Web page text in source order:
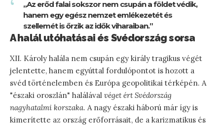
„Az erőd falai sokszor nem csupán a földet védik,
hanem egy egész nemzet emlékezetét és
szellemét is őrzik az idők viharaiban.”
A halál utóhatásai és Svédország sorsa
XII. Károly halála nem csupán egy király tragikus végét
jelentette, hanem egyúttal fordulópontot is hozott a
svéd történelemben és Európa geopolitikai térképén. A
"északi oroszlán" halálával véget ért Svédország
nagyhatalmi korszaka. A nagy északi háború már így is
kimerítette az ország erőforrásait, de a karizmatikus és